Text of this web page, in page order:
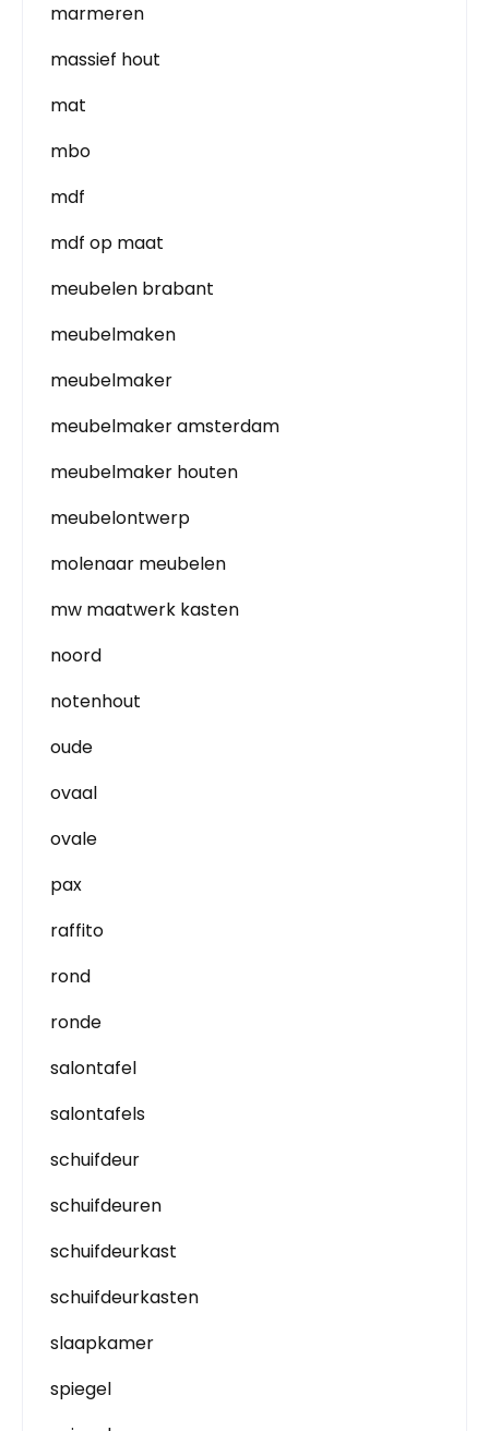
marmeren
massief hout
mat
mbo
mdf
mdf op maat
meubelen brabant
meubelmaken
meubelmaker
meubelmaker amsterdam
meubelmaker houten
meubelontwerp
molenaar meubelen
mw maatwerk kasten
noord
notenhout
oude
ovaal
ovale
pax
raffito
rond
ronde
salontafel
salontafels
schuifdeur
schuifdeuren
schuifdeurkast
schuifdeurkasten
slaapkamer
spiegel